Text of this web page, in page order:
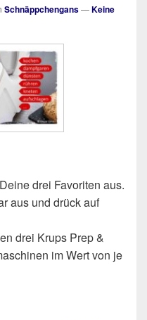
Schnäppchengans—Keine
drei Favoriten aus.
aus und drück auf
drei Krups Prep &
im Wert von je